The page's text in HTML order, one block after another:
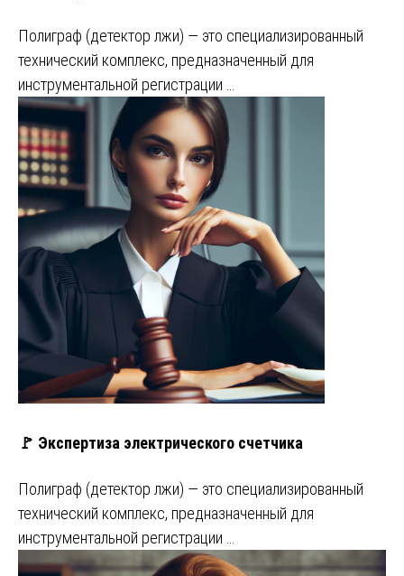
Полиграф (детектор лжи) — это специализированный
технический комплекс, предназначенный для
инструментальной регистрации …
🚩 Экспертиза электрического счетчика
Полиграф (детектор лжи) — это специализированный
технический комплекс, предназначенный для
инструментальной регистрации …